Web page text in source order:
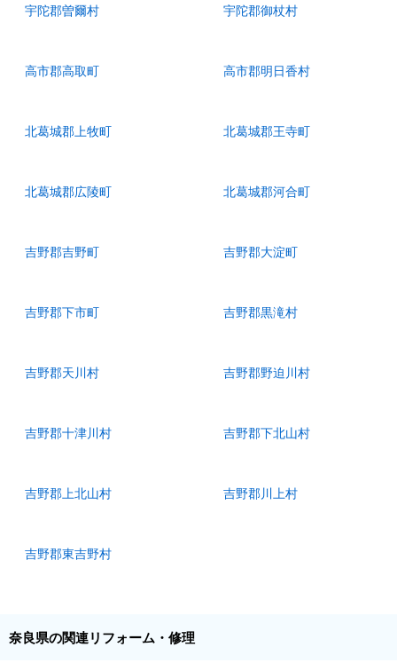
宇陀郡曽爾村 宇陀郡御杖村
高市郡高取町 高市郡明日香村
北葛城郡上牧町 北葛城郡王寺町
北葛城郡広陵町 北葛城郡河合町
吉野郡吉野町 吉野郡大淀町
吉野郡下市町 吉野郡黒滝村
吉野郡天川村 吉野郡野迫川村
吉野郡十津川村 吉野郡下北山村
吉野郡上北山村 吉野郡川上村
吉野郡東吉野村
奈良県の関連リフォーム・修理